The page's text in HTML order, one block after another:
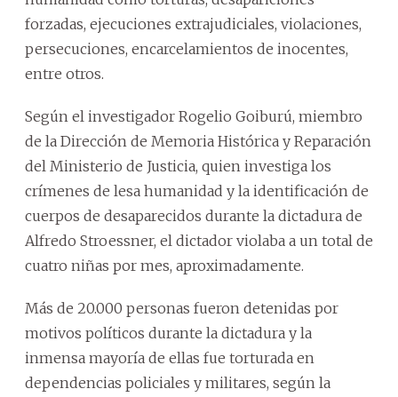
forzadas, ejecuciones extrajudiciales, violaciones,
persecuciones, encarcelamientos de inocentes,
entre otros.
Según el investigador Rogelio Goiburú, miembro
de la Dirección de Memoria Histórica y Reparación
del Ministerio de Justicia, quien investiga los
crímenes de lesa humanidad y la identificación de
cuerpos de desaparecidos durante la dictadura de
Alfredo Stroessner, el dictador violaba a un total de
cuatro niñas por mes, aproximadamente.
Más de 20.000 personas fueron detenidas por
motivos políticos durante la dictadura y la
inmensa mayoría de ellas fue torturada en
dependencias policiales y militares, según la